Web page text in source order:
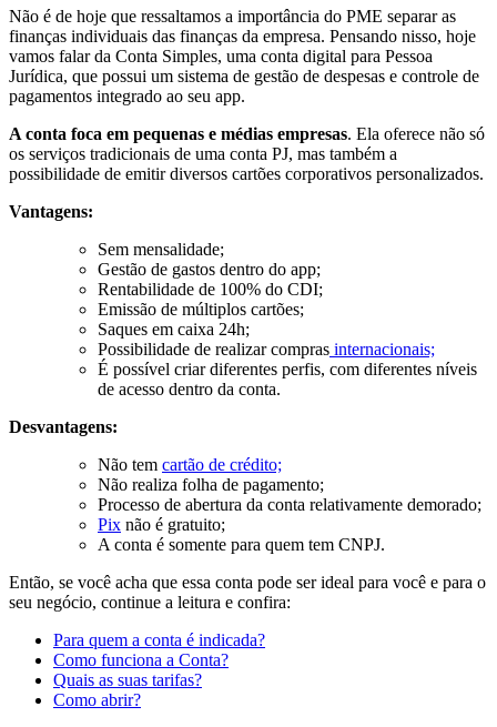
Não é de hoje que ressaltamos a importância do PME separar as
finanças individuais das finanças da empresa. Pensando nisso, hoje
vamos falar da Conta Simples, uma conta digital para Pessoa
Jurídica, que possui um sistema de gestão de despesas e controle de
pagamentos integrado ao seu app.
A conta foca em pequenas e médias empresas. Ela oferece não só
os serviços tradicionais de uma conta PJ, mas também a
possibilidade de emitir diversos cartões corporativos personalizados.
Vantagens:
Sem mensalidade;
Gestão de gastos dentro do app;
Rentabilidade de 100% do CDI;
Emissão de múltiplos cartões;
Saques em caixa 24h;
Possibilidade de realizar compras internacionais;
É possível criar diferentes perfis, com diferentes níveis
de acesso dentro da conta.
Desvantagens:
Não tem cartão de crédito;
Não realiza folha de pagamento;
Processo de abertura da conta relativamente demorado;
Pix não é gratuito;
A conta é somente para quem tem CNPJ.
Então, se você acha que essa conta pode ser ideal para você e para o
seu negócio, continue a leitura e confira:
Para quem a conta é indicada?
Como funciona a Conta?
Quais as suas tarifas?
Como abrir?